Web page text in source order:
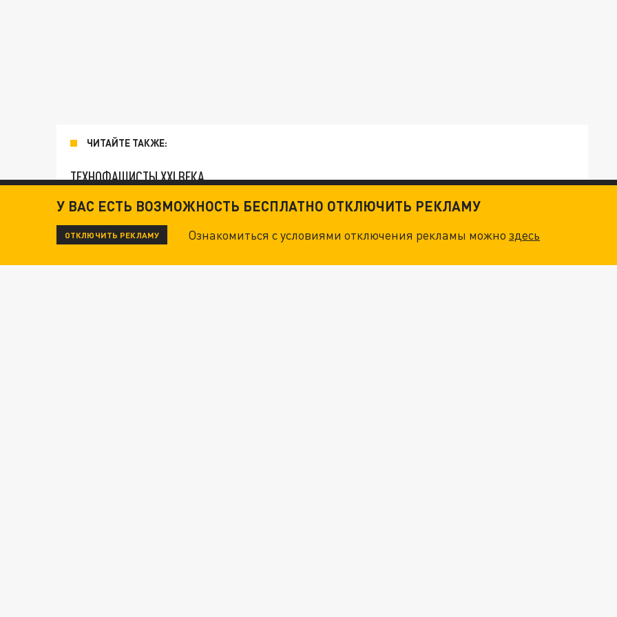
ЧИТАЙТЕ ТАКЖЕ:
ТЕХНОФАШИСТЫ XXI ВЕКА
ДАНЯ С ДАШЕЙ СПАСЛИСЬ ОТ БОЕВИКОВ ВСУ. НО БЕДЫ ДЛЯ МАЛЫШЕЙ НЕ ЗАКОНЧИЛИСЬ
У ВАС ЕСТЬ ВОЗМОЖНОСТЬ БЕСПЛАТНО ОТКЛЮЧИТЬ РЕКЛАМУ
ОТКЛЮЧИТЬ РЕКЛАМУ Ознакомиться с условиями отключения рекламы можноздесь